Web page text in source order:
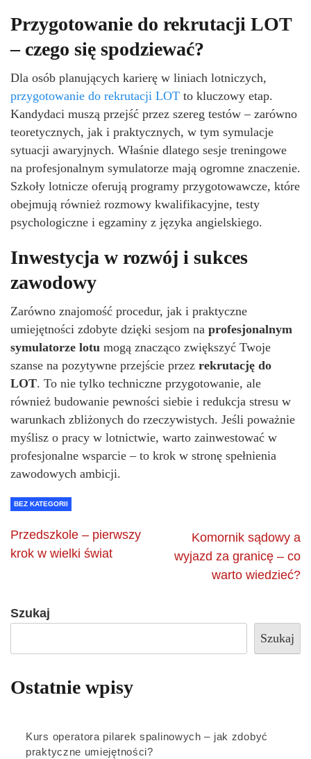
Przygotowanie do rekrutacji LOT
– czego się spodziewać?
Dla osób planujących karierę w liniach lotniczych,
przygotowanie do rekrutacji LOT to kluczowy etap.
Kandydaci muszą przejść przez szereg testów – zarówno
teoretycznych, jak i praktycznych, w tym symulacje
sytuacji awaryjnych. Właśnie dlatego sesje treningowe
na profesjonalnym symulatorze mają ogromne znaczenie.
Szkoły lotnicze oferują programy przygotowawcze, które
obejmują również rozmowy kwalifikacyjne, testy
psychologiczne i egzaminy z języka angielskiego.
Inwestycja w rozwój i sukces
zawodowy
Zarówno znajomość procedur, jak i praktyczne
umiejętności zdobyte dzięki sesjom na profesjonalnym
symulatorze lotu mogą znacząco zwiększyć Twoje
szanse na pozytywne przejście przez rekrutację do
LOT. To nie tylko techniczne przygotowanie, ale
również budowanie pewności siebie i redukcja stresu w
warunkach zbliżonych do rzeczywistych. Jeśli poważnie
myślisz o pracy w lotnictwie, warto zainwestować w
profesjonalne wsparcie – to krok w stronę spełnienia
zawodowych ambicji.
BEZ KATEGORII
Przedszkole – pierwszy
krok w wielki świat
Komornik sądowy a
wyjazd za granicę – co
warto wiedzieć?
Szukaj
Szukaj
Ostatnie wpisy
Kurs operatora pilarek spalinowych – jak zdobyć
praktyczne umiejętności?